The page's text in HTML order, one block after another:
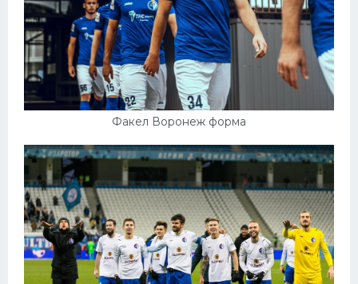
Факел Воронеж форма